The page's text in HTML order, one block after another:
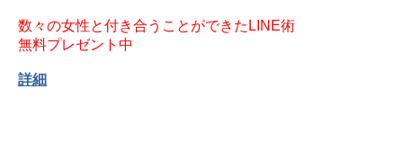
数々の女性と付き合うことができたLINE術
無料プレゼント中
詳細